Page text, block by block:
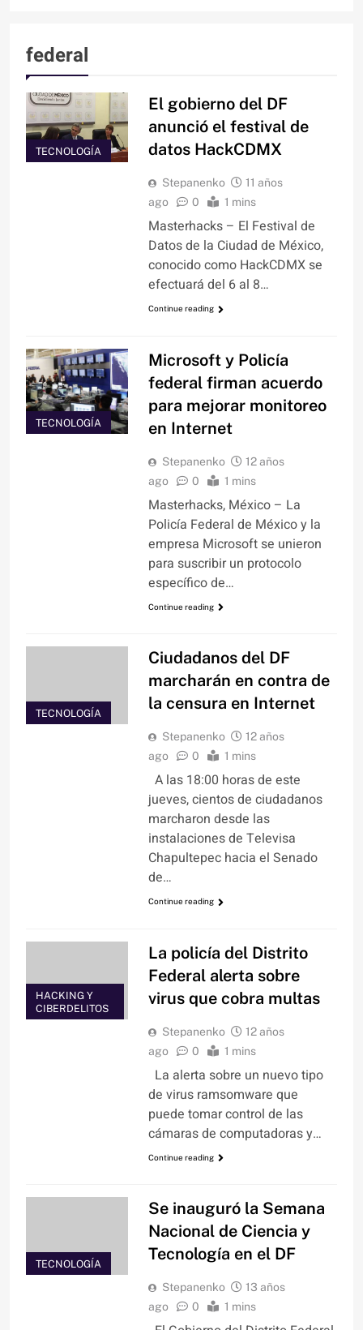
federal
TECNOLOGÍA
El gobierno del DF
anunció el festival de
datos HackCDMX
Stepanenko
11 años
ago
0 1 mins
Masterhacks – El Festival de
Datos de la Ciudad de México,
conocido como HackCDMX se
efectuará del 6 al 8…
Continue reading
TECNOLOGÍA
Microsoft y Policía
federal firman acuerdo
para mejorar monitoreo
en Internet
Stepanenko
12 años
ago
0 1 mins
Masterhacks, México – La
Policía Federal de México y la
empresa Microsoft se unieron
para suscribir un protocolo
específico de…
Continue reading
TECNOLOGÍA
Ciudadanos del DF
marcharán en contra de
la censura en Internet
Stepanenko
12 años
ago
0 1 mins
A las 18:00 horas de este
jueves, cientos de ciudadanos
marcharon desde las
instalaciones de Televisa
Chapultepec hacia el Senado
de…
Continue reading
HACKING Y
CIBERDELITOS
La policía del Distrito
Federal alerta sobre
virus que cobra multas
Stepanenko
12 años
ago
0 1 mins
La alerta sobre un nuevo tipo
de virus ramsomware que
puede tomar control de las
cámaras de computadoras y…
Continue reading
TECNOLOGÍA
Se inauguró la Semana
Nacional de Ciencia y
Tecnología en el DF
Stepanenko
13 años
ago
0 1 mins